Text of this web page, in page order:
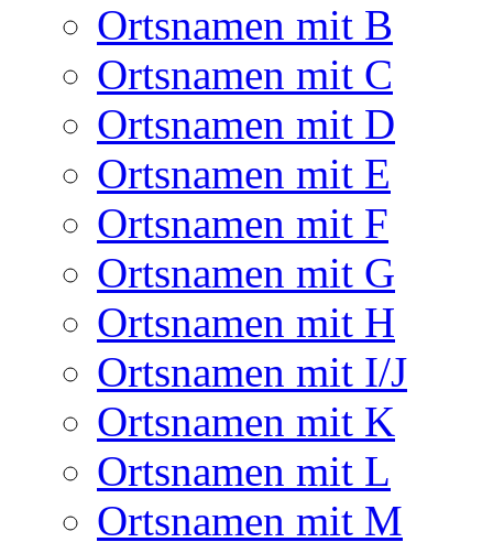
Ortsnamen mit B
Ortsnamen mit C
Ortsnamen mit D
Ortsnamen mit E
Ortsnamen mit F
Ortsnamen mit G
Ortsnamen mit H
Ortsnamen mit I/J
Ortsnamen mit K
Ortsnamen mit L
Ortsnamen mit M